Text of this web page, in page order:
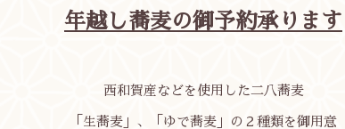
年越し蕎麦の御予約承ります
西和賀産などを使用した二八蕎麦
「生蕎麦」、「ゆで蕎麦」の２種類を御用意